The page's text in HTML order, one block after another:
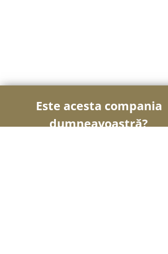
Este acesta compania
dumneavoastră?